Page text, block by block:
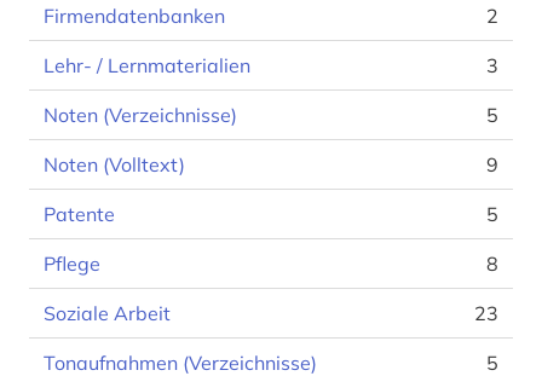
Firmendatenbanken 2
Lehr- / Lernmaterialien 3
Noten (Verzeichnisse) 5
Noten (Volltext) 9
Patente 5
Pflege 8
Soziale Arbeit 23
Tonaufnahmen (Verzeichnisse) 5